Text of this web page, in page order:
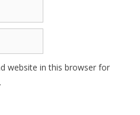
website in this browser for